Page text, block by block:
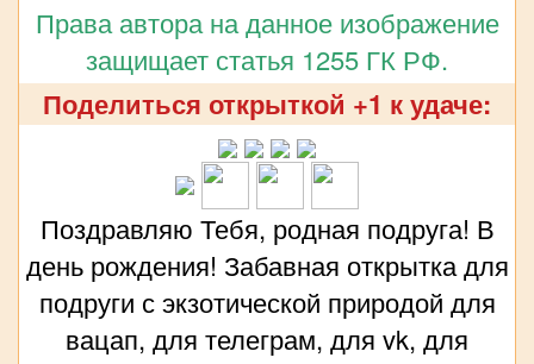
Права автора на данное изображение
защищает статья 1255 ГК РФ.
Поделиться открыткой +1 к удаче:
Поздравляю Тебя, родная подруга! В
день рождения! Забавная открытка для
подруги с экзотической природой для
вацап, для телеграм, для vk, для